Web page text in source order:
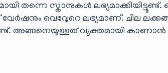
തന്നെ സ്കാനുകൾ ലഭ്യമാക്കിയിട്ടൂണ്ട്.
വെവ്വേറെ ലഭ്യമാണ്. ചില
അങ്ങനെയുള്ളത് വ്യക്തമായി കാണാൻ